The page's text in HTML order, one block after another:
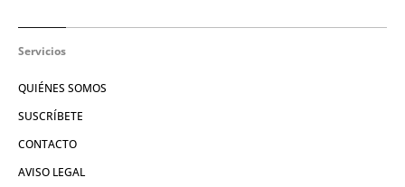
Servicios
QUIÉNES SOMOS
SUSCRÍBETE
CONTACTO
AVISO LEGAL